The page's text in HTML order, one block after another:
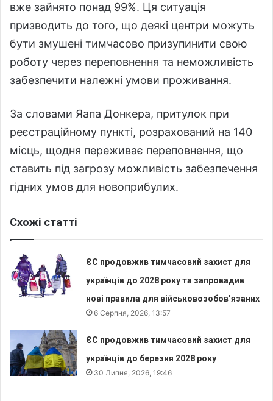
вже зайнято понад 99%. Ця ситуація
призводить до того, що деякі центри можуть
бути змушені тимчасово призупинити свою
роботу через переповнення та неможливість
забезпечити належні умови проживання.
За словами Яапа Донкера, притулок при
реєстраційному пункті, розрахований на 140
місць, щодня переживає переповнення, що
ставить під загрозу можливість забезпечення
гідних умов для новоприбулих.
Схожі статті
ЄС продовжив тимчасовий захист для
українців до 2028 року та запровадив
нові правила для військовозобов’язаних
6 Серпня, 2026, 13:57
ЄС продовжив тимчасовий захист для
українців до березня 2028 року
30 Липня, 2026, 19:46